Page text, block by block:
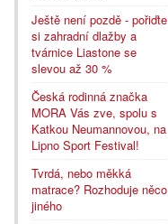
Ještě není pozdě - pořiďte
si zahradní dlažby a
tvárnice Liastone se
slevou až 30 %
Česká rodinná značka
MORA Vás zve, spolu s
Katkou Neumannovou, na
Lipno Sport Festival!
Tvrdá, nebo měkká
matrace? Rozhoduje něco
jiného